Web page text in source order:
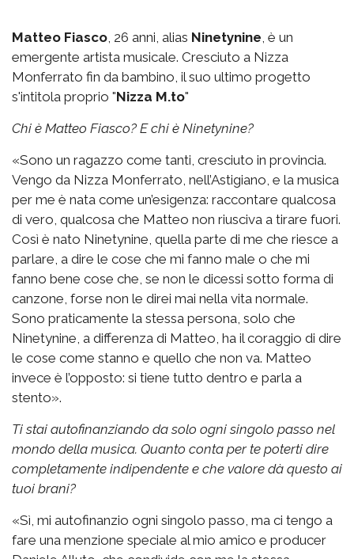
Matteo Fiasco, 26 anni, alias Ninetynine, è un
emergente artista musicale. Cresciuto a Nizza
Monferrato fin da bambino, il suo ultimo progetto
s'intitola proprio "Nizza M.to"
Chi è Matteo Fiasco? E chi è Ninetynine?
«Sono un ragazzo come tanti, cresciuto in provincia.
Vengo da Nizza Monferrato, nell’Astigiano, e la musica
per me è nata come un’esigenza: raccontare qualcosa
di vero, qualcosa che Matteo non riusciva a tirare fuori.
Così è nato Ninetynine, quella parte di me che riesce a
parlare, a dire le cose che mi fanno male o che mi
fanno bene cose che, se non le dicessi sotto forma di
canzone, forse non le direi mai nella vita normale.
Sono praticamente la stessa persona, solo che
Ninetynine, a differenza di Matteo, ha il coraggio di dire
le cose come stanno e quello che non va. Matteo
invece è l’opposto: si tiene tutto dentro e parla a
stento».
Ti stai autofinanziando da solo ogni singolo passo nel
mondo della musica. Quanto conta per te poterti dire
completamente indipendente e che valore dà questo ai
tuoi brani?
«Sì, mi autofinanzio ogni singolo passo, ma ci tengo a
fare una menzione speciale al mio amico e producer